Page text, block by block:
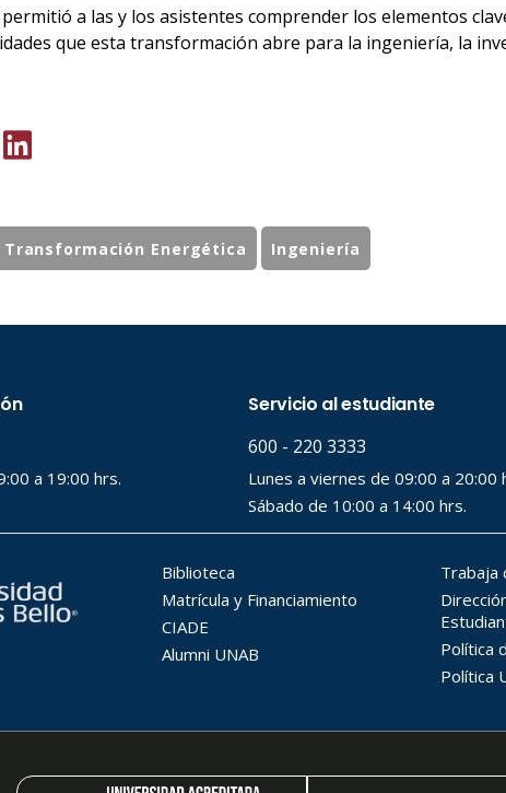
permitió a las y los asistentes comprender los elementos
que esta transformación abre para la ingeniería, la
Transformación Energética Ingeniería